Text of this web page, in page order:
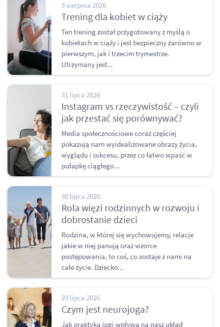
3 sierpnia 2026
Trening dla kobiet w ciąży
Ten trening został przygotowany z myślą o
kobietach w ciąży i jest bezpieczny zarówno w
pierwszym, jak i trzecim trymestrze.
Utrzymany jest...
31 lipca 2026
Instagram vs rzeczywistość – czyli
jak przestać się porównywać?
Media społecznościowe coraz częściej
pokazują nam wyidealizowane obrazy życia,
wyglądu i sukcesu, przez co łatwo wpaść w
pułapkę ciągłego...
30 lipca 2026
Rola więzi rodzinnych w rozwoju i
dobrostanie dzieci
Rodzina, w której się wychowujemy, relacje
jakie w niej panują oraz wzorce
postępowania, to coś, co zostaje z nami na
całe życie. Dziecko...
29 lipca 2026
Czym jest neurojoga?
Jak praktyka jogi wpływa na nasz układ